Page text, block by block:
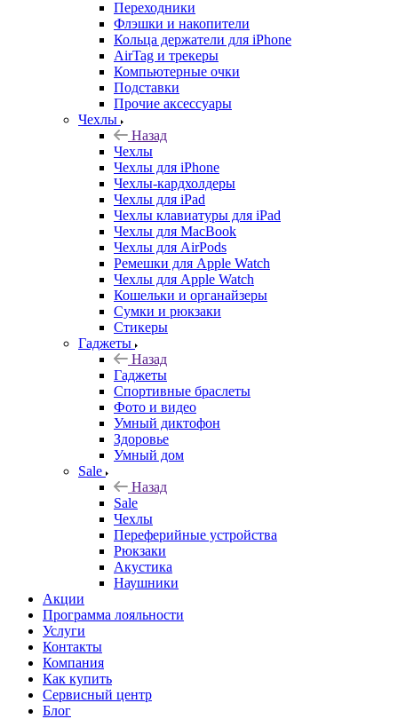
Переходники
Флэшки и накопители
Кольца держатели для iPhone
AirTag и трекеры
Компьютерные очки
Подставки
Прочие аксессуары
Чехлы
Назад
Чехлы
Чехлы для iPhone
Чехлы-кардхолдеры
Чехлы для iPad
Чехлы клавиатуры для iPad
Чехлы для MacBook
Чехлы для AirPods
Ремешки для Apple Watch
Чехлы для Apple Watch
Кошельки и органайзеры
Сумки и рюкзаки
Стикеры
Гаджеты
Назад
Гаджеты
Спортивные браслеты
Фото и видео
Умный диктофон
Здоровье
Умный дом
Sale
Назад
Sale
Чехлы
Переферийные устройства
Рюкзаки
Акустика
Наушники
Акции
Программа лояльности
Услуги
Контакты
Компания
Как купить
Сервисный центр
Блог